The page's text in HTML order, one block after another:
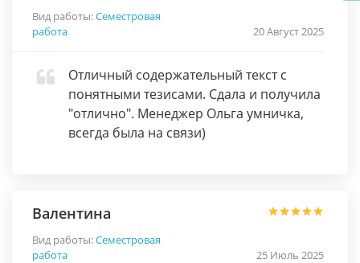
Вид работы:Семестровая
работа
20 Август 2025
Отличный содержательный текст с
понятными тезисами. Сдала и получила
"отлично". Менеджер Ольга умничка,
всегда была на связи)
Валентина
Вид работы:Семестровая
работа
25 Июль 2025